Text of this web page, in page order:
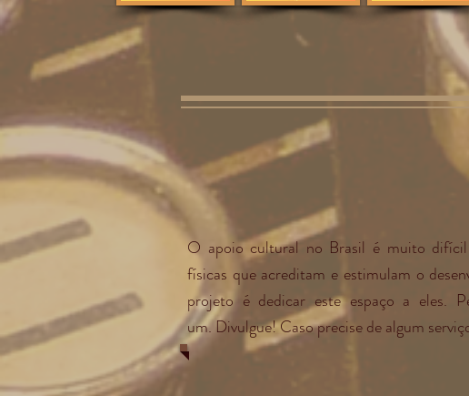
O apoio cultural no Brasil é muito difícil
físicas que acreditam e estimulam o
projeto é dedicar este espaço a eles.
um. Divulgue! Caso precise de algum